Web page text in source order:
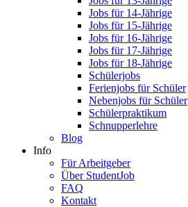
Jobs für 14-Jährige
Jobs für 15-Jährige
Jobs für 16-Jährige
Jobs für 17-Jährige
Jobs für 18-Jährige
Schülerjobs
Ferienjobs für Schüler
Nebenjobs für Schüler
Schülerpraktikum
Schnupperlehre
Blog
Info
Für Arbeitgeber
Über StudentJob
FAQ
Kontakt